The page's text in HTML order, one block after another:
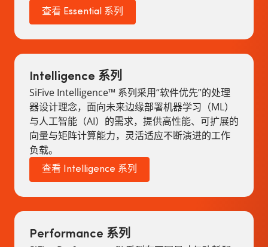
查看 Essential 系列
Intelligence 系列
SiFive Intelligence™ 系列采用“软件优先”的处理
器设计理念，面向未来边缘部署机器学习（ML）
与人工智能（AI）的需求，提供高性能、可扩展的
向量与矩阵计算能力，灵活适应不断演进的工作
负载。
查看 Intelligence 系列
Performance 系列